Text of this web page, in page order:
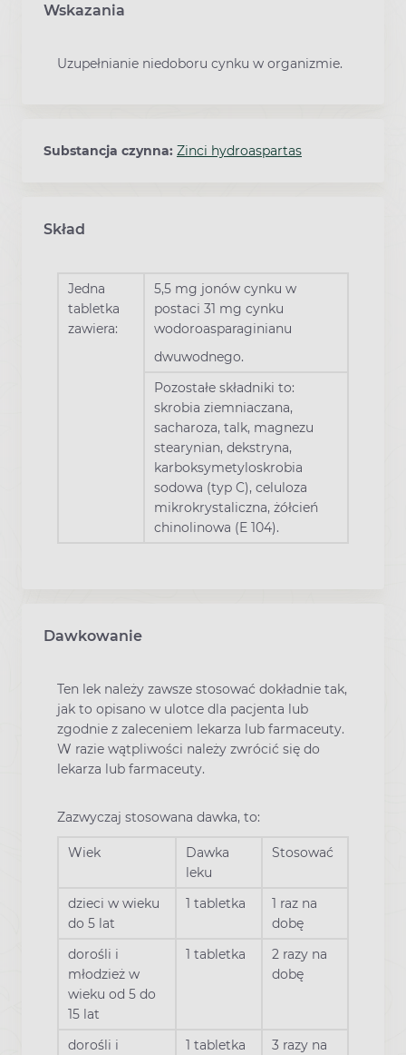
Wskazania
Uzupełnianie niedoboru cynku w organizmie.
Substancja czynna: Zinci hydroaspartas
Skład
Jedna
tabletka
zawiera:
5,5 mg jonów cynku w
postaci 31 mg cynku
wodoroasparaginianu
dwuwodnego.
Pozostałe składniki to:
skrobia ziemniaczana,
sacharoza, talk, magnezu
stearynian, dekstryna,
karboksymetyloskrobia
sodowa (typ C), celuloza
mikrokrystaliczna, żółcień
chinolinowa (E 104).
Dawkowanie
Ten lek należy zawsze stosować dokładnie tak,
jak to opisano w ulotce dla pacjenta lub
zgodnie z zaleceniem lekarza lub farmaceuty.
W razie wątpliwości należy zwrócić się do
lekarza lub farmaceuty.
Zazwyczaj stosowana dawka, to:
Wiek
Dawka
leku
Stosować
dzieci w wieku
do 5 lat
1 tabletka
1 raz na
dobę
dorośli i
młodzież w
wieku od 5 do
15 lat
1 tabletka
2 razy na
dobę
dorośli i
1 tabletka
3 razy na